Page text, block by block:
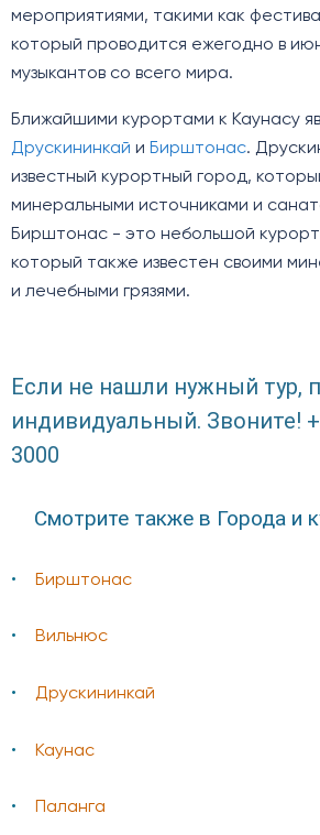
мероприятиями, такими как
который проводится ежегодно в
музыкантов со всего мира.
Ближайшими курортами к Каунасу
Друскининкай и Бирштонас.
известный курортный город,
минеральными источниками и
Бирштонас - это небольшой
который также известен своими
и лечебными грязями.
Если не нашли нужный тур,
индивидуальный. Звоните!
3000
Смотрите также в Города и
Бирштонас
Вильнюс
Друскининкай
Каунас
Паланга